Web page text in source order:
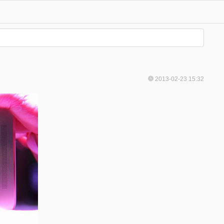
2013-02-23 15:32